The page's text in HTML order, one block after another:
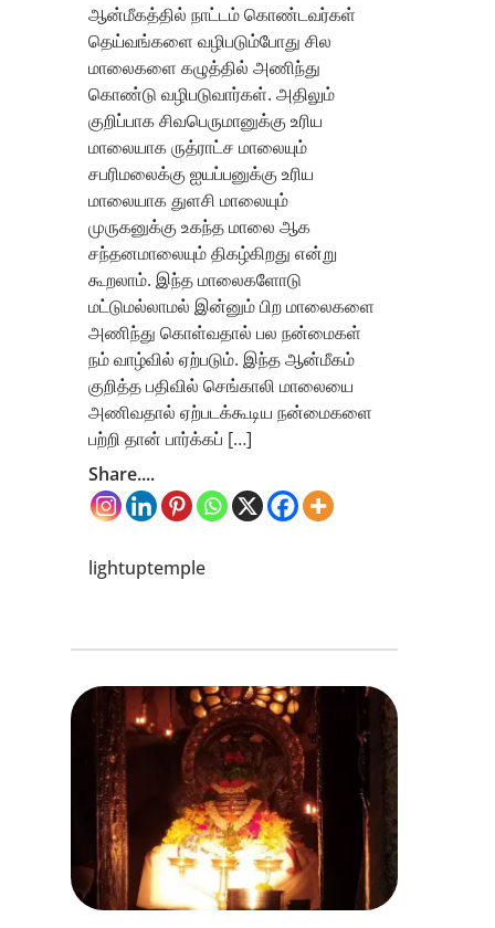
ஆன்மீகத்தில் நாட்டம் கொண்டவர்கள்
தெய்வங்களை வழிபடும்போது சில
மாலைகளை கழுத்தில் அணிந்து
கொண்டு வழிபடுவார்கள். அதிலும்
குறிப்பாக சிவபெருமானுக்கு உரிய
மாலையாக ருத்ராட்ச மாலையும்
சபரிமலைக்கு ஐயப்பனுக்கு உரிய
மாலையாக துளசி மாலையும்
முருகனுக்கு உகந்த மாலை ஆக
சந்தனமாலையும் திகழ்கிறது என்று
கூறலாம். இந்த மாலைகளோடு
மட்டுமல்லாமல் இன்னும் பிற மாலைகளை
அணிந்து கொள்வதால் பல நன்மைகள்
நம் வாழ்வில் ஏற்படும். இந்த ஆன்மீகம்
குறித்த பதிவில் செங்காலி மாலையை
அணிவதால் ஏற்படக்கூடிய நன்மைகளை
பற்றி தான் பார்க்கப் […]
Share....
lightuptemple